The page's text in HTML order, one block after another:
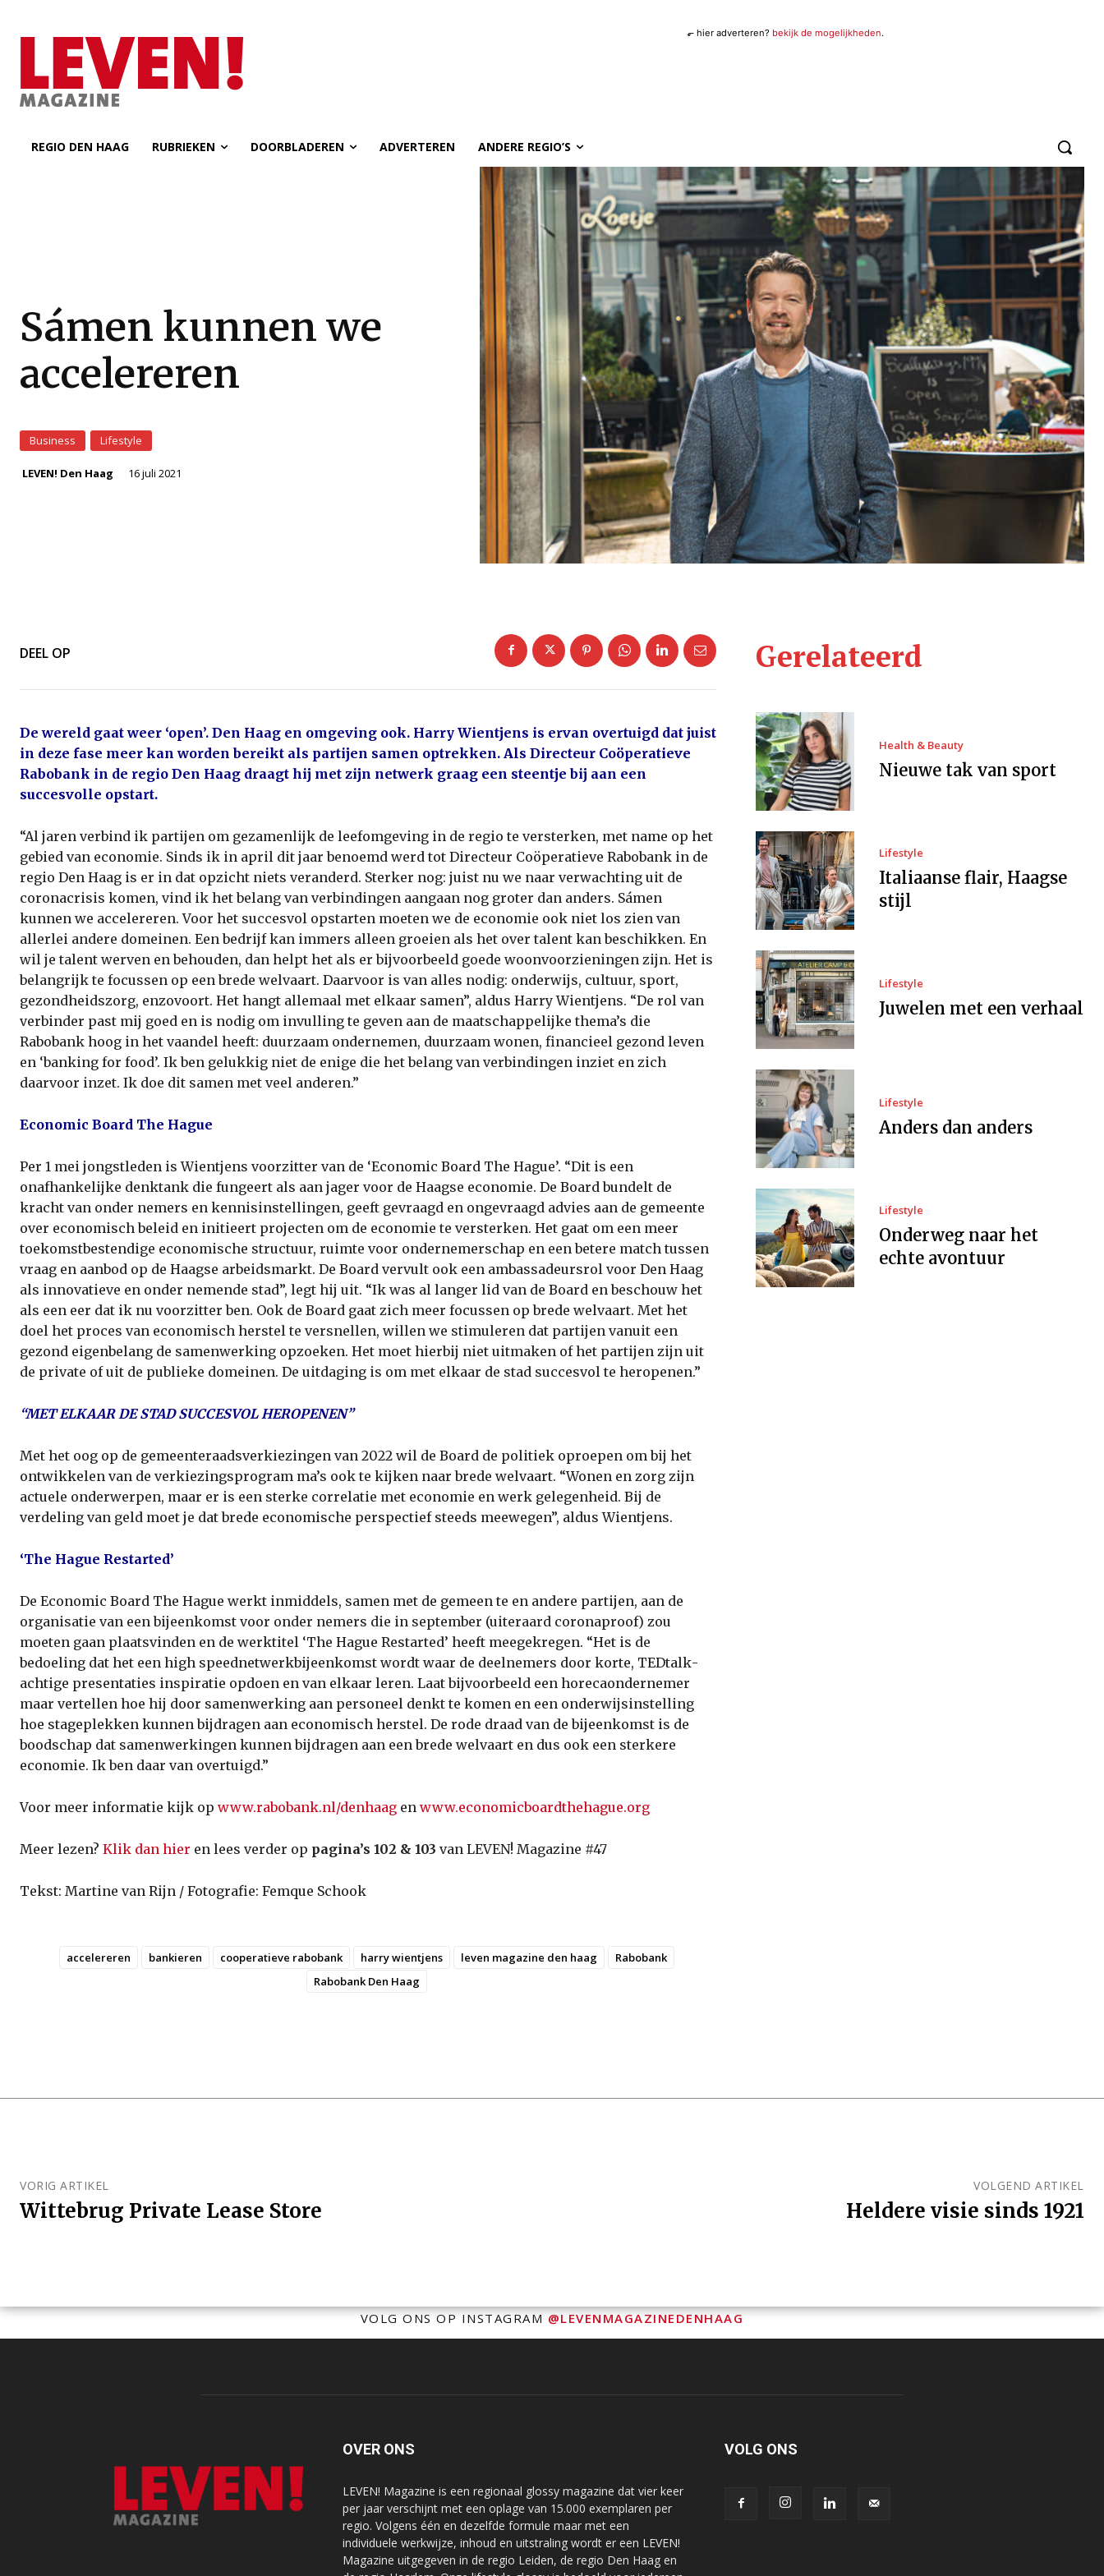
⬐ hier adverteren? bekijk de mogelijkheden.
REGIO DEN HAAG RUBRIEKEN DOORBLADEREN ADVERTEREN ANDERE REGIO’S
Sámen kunnen we
accelereren
Business Lifestyle
LEVEN! Den Haag 16 juli 2021
DEEL OP
De wereld gaat weer ‘open’. Den Haag en omgeving ook. Harry Wientjens is ervan overtuigd dat juist
in deze fase meer kan worden bereikt als partijen samen optrekken. Als Directeur Coöperatieve
Rabobank in de regio Den Haag draagt hij met zijn netwerk graag een steentjebij aan een
succesvolle opstart.
“Al jaren verbind ik partijen om gezamenlijk de leefomgeving in de regio te versterken, met name op het
gebied van eco­nomie. Sinds ik in april dit jaar benoemd werd tot Directeur Coöperatieve Rabobank in de
regio Den Haag is er in dat opzicht niets veranderd. Sterker nog: juist nu we naar verwachting uit de
coronacrisis komen, vind ik het belang van verbindingen aangaan nog groter dan anders. Sámen
kunnen we accelereren. Voor het succesvol opstarten moeten we de economie ook niet los zien van
allerlei andere domeinen. Een bedrijf kan immers alleen groeien als het over talent kan beschikken. En
wil je talent werven en behouden, dan helpt het als er bij­voorbeeld goede woonvoorzieningen zijn. Het is
belangrijk te focussen op een brede welvaart. Daarvoor is van alles nodig: onderwijs, cultuur, sport,
gezondheidszorg, enzovoort. Het hangt allemaal met elkaar samen”, aldus Harry Wientjens. “De rol van
verbinder past mij goed en is nodig om invulling te geven aan de maatschappelijke thema’s die
Rabobank hoog in het vaandel heeft: duurzaam ondernemen, duurzaam wonen, financieel gezond leven
en ‘banking for food’. Ik ben gelukkig niet de enige die het belang van verbindingen inziet en zich
daarvoor inzet. Ik doe dit samen met veel anderen.”
Economic Board The Hague
Per 1 mei jongstleden is Wientjens voorzitter van de ‘Economic Board The Hague’. “Dit is een
onafhankelijke denktank die fungeert als aan­ jager voor de Haagse economie. De Board bundelt de
kracht van onder­ nemers en kennisinstellingen, geeft gevraagd en ongevraagd advies aan de gemeente
over economisch beleid en initieert projecten om de economie te versterken. Het gaat om een meer
toekomstbestendige eco­nomische structuur, ruimte voor ondernemerschap en een betere match tussen
vraag en aanbod op de Haagse arbeidsmarkt. De Board vervult ook een ambassadeursrol voor Den Haag
als innovatieve en onder­ nemende stad”, legt hij uit. “Ik was al langer lid van de Board en beschouw het
als een eer dat ik nu voorzitter ben. Ook de Board gaat zich meer focussen op brede welvaart. Met het
doel het proces van economisch herstel te versnellen, willen we stimuleren dat partijen vanuit een
gezond eigenbelang de samenwerking opzoeken. Het moet hierbij niet uitmaken of het partijen zijn uit
de private of uit de publieke domeinen. De uitdaging is om met elkaar de stad succesvol te heropenen.”
“MET ELKAAR DE STAD SUCCESVOL HEROPENEN”
Met het oog op de gemeenteraadsverkiezingen van 2022 wil de Board de politiek oproepen om bij het
ontwikkelen van de verkiezingsprogram­ ma’s ook te kijken naar brede welvaart. “Wonen en zorg zijn
actuele onderwerpen, maar er is een sterke correlatie met economie en werk­ gelegenheid. Bij de
verdeling van geld moet je dat brede economische perspectief steeds meewegen”, aldus Wientjens.
‘The Hague Restarted’
De Economic Board The Hague werkt inmiddels, samen met de gemeen­ te en andere partijen, aan de
organisatie van een bijeenkomst voor onder­ nemers die in september (uiteraard coronaproof) zou
moeten gaan plaatsvinden en de werktitel ‘The Hague Restarted’ heeft meegekregen. “Het is de
bedoeling dat het een high speed­netwerkbijeenkomst wordt waar de deelnemers door korte, TED­talk­
achtige presentaties inspiratie opdoen en van elkaar leren. Laat bijvoorbeeld een horeca­ondernemer
maar vertellen hoe hij door samenwerking aan personeel denkt te komen en een onderwijsinstelling
hoe stageplekken kunnen bijdragen aan eco­nomisch herstel. De rode draad van de bijeenkomst is de
boodschap dat samenwerkingen kunnen bijdragen aan een brede welvaart en dus ook een sterkere
economie. Ik ben daar van overtuigd.”
Voor meer informatie kijk op www.rabobank.nl/denhaag en www.economicboardthehague.org
Meer lezen? Klik dan hier en lees verder op pagina’s 102 & 103 van LEVEN! Magazine #47
Tekst: Martine van Rijn / Fotografie: Femque Schook
accelereren bankieren cooperatieve rabobank harry wientjens leven magazine den haag
Rabobank
Rabobank Den Haag
Gerelateerd
Health & Beauty
Nieuwe tak van sport
Lifestyle
Italiaanse flair, Haagse
stijl
Lifestyle
Juwelen met een verhaal
Lifestyle
Anders dan anders
Lifestyle
Onderweg naar het
echte avontuur
VORIG ARTIKEL
Wittebrug Private Lease Store
VOLGEND ARTIKEL
Heldere visie sinds 1921
VOLG ONS OP INSTAGRAM@LEVENMAGAZINEDENHAAG
OVER ONS
LEVEN! Magazine is een regionaal glossy magazine dat vier keer
per jaar verschijnt met een oplage van 15.000 exemplaren per
regio. Volgens één en dezelfde formule maar met een
individuele werkwijze, inhoud en uitstraling wordt er een LEVEN!
Magazine uitgegeven in de regio Leiden, de regio Den Haag en
VOLG ONS